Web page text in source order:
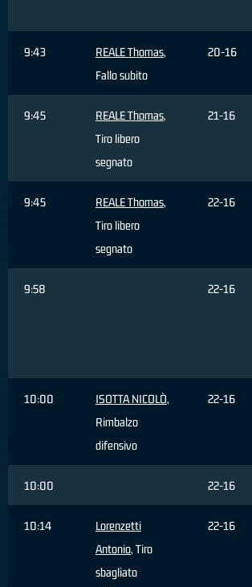
9:43 REALE Thomas,
Fallo subito
20-16
9:45 REALE Thomas,
Tiro libero
segnato
21-16
9:45 REALE Thomas,
Tiro libero
segnato
22-16
9:58 22-16
10:00 ISOTTA NICOLÒ,
Rimbalzo
difensivo
22-16
10:00 22-16
10:14
Lorenzetti
Antonio, Tiro
sbagliato
22-16